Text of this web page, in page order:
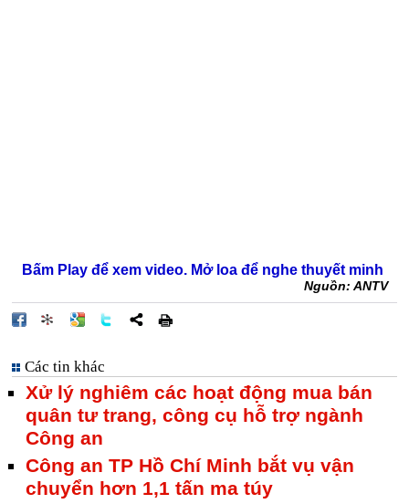
Bấm Play để xem video. Mở loa để nghe thuyết minh
Nguồn: ANTV
Các tin khác
Xử lý nghiêm các hoạt động mua bán
quân tư trang, công cụ hỗ trợ ngành
Công an
Công an TP Hồ Chí Minh bắt vụ vận
chuyển hơn 1,1 tấn ma túy